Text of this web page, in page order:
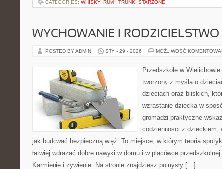
CATEGORIES: WHISKY, RUM I TRUNKI STARZONE
WYCHOWANIE I RODZICIELSTWO
POSTED BY ADMIN STY - 29 - 2026 MOŻLIWOŚĆ
Przedszkole w
tworzony z myślą o
dzieciach oraz bliskich,
wzrastanie dziecka w
gromadzi praktyczne
codzienności z dzieckiem,
jak budować bezpieczną więź. To miejsce, w którym teoria
łatwiej wdrażać dobre nawyki w domu i w placówce
Karmienie i żywienie. Na stronie znajdziesz pomysły […]